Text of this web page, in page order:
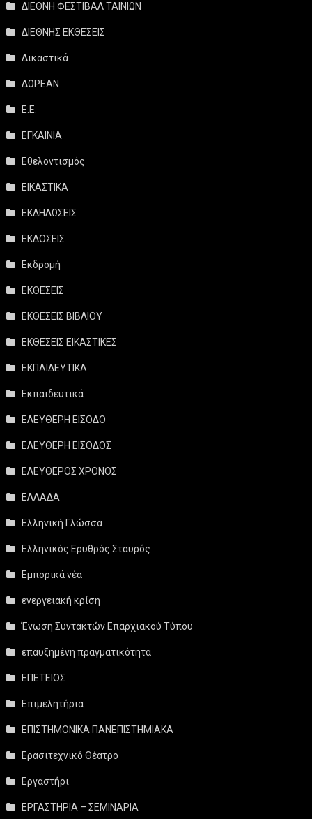
ΔΙΕΘΝΗ ΦΕΣΤΙΒΑΛ ΤΑΙΝΙΩΝ
ΔΙΕΘΝΗΣ ΕΚΘΕΣΕΙΣ
Δικαστικά
ΔΩΡΕΑΝ
Ε.Ε.
ΕΓΚΑΙΝΙΑ
Εθελοντισμός
ΕΙΚΑΣΤΙΚΑ
ΕΚΔΗΛΩΣΕΙΣ
ΕΚΔΟΣΕΙΣ
Εκδρομή
ΕΚΘΕΣΕΙΣ
ΕΚΘΕΣΕΙΣ ΒΙΒΛΙΟΥ
ΕΚΘΕΣΕΙΣ ΕΙΚΑΣΤΙΚΕΣ
ΕΚΠΑΙΔΕΥΤΙΚΑ
Εκπαιδευτικά
ΕΛΕΥΘΕΡΗ ΕΙΣΟΔΟ
ΕΛΕΥΘΕΡΗ ΕΙΣΟΔΟΣ
ΕΛΕΥΘΕΡΟΣ ΧΡΟΝΟΣ
ΕΛΛΑΔΑ
Ελληνική Γλώσσα
Ελληνικός Ερυθρός Σταυρός
Εμπορικά νέα
ενεργειακή κρίση
Ένωση Συντακτών Επαρχιακού Τύπου
επαυξημένη πραγματικότητα
ΕΠΕΤΕΙΟΣ
Επιμελητήρια
ΕΠΙΣΤΗΜΟΝΙΚΑ ΠΑΝΕΠΙΣΤΗΜΙΑΚΑ
Ερασιτεχνικό Θέατρο
Εργαστήρι
ΕΡΓΑΣΤΗΡΙΑ – ΣΕΜΙΝΑΡΙΑ